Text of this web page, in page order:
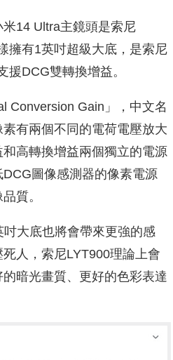
14 Ultra主鏡頭是索尼
擁有1英吋超級大底，是索尼
援DCG雙轉換增益。
Conversion Gain」，中文名
有兩個不同的電荷電壓放大
高轉換增益兩個獨立的電源
圖像感測器的像素電源
質。
大底也將會帶來更強的感
人，索尼LYT900理論上會
暗光畫質、更好的色彩表達